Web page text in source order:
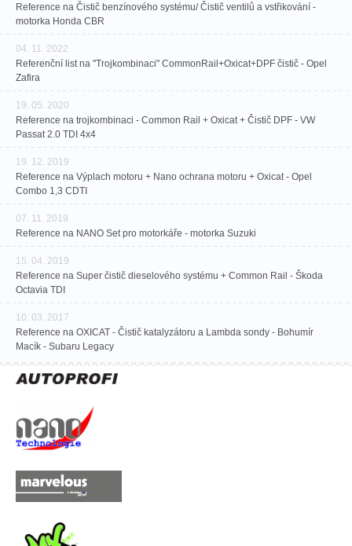
Reference na Čistič benzínového systému/ Čistič ventilů a vstřikování -
motorka Honda CBR
04. 11. 2022
Referenční list na "Trojkombinaci" CommonRail+Oxicat+DPF čistič - Opel
Zafira
19. 05. 2020
Reference na trojkombinaci - Common Rail + Oxicat + Čistič DPF - VW
Passat 2.0 TDI 4x4
19. 12. 2019
Reference na Výplach motoru + Nano ochrana motoru + Oxicat - Opel
Combo 1,3 CDTI
07. 11. 2019
Reference na NANO Set pro motorkáře - motorka Suzuki
15. 04. 2019
Reference na Super čistič dieselového systému + Common Rail - Škoda
Octavia TDI
10. 03. 2017
Reference na OXICAT - Čistič katalyzátoru a Lambda sondy - Bohumír
Macík - Subaru Legacy